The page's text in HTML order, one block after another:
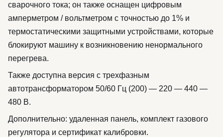
сварочного тока; он также оснащен цифровым
амперметром / вольтметром с точностью до 1% и
термостатическими защитными устройствами, которые
блокируют машину к возникновению ненормального
перегрева.
Также доступна версия с трехфазным
автотрансформатором 50/60 Гц (200) — 220 — 440 —
480 В.
Дополнительно: удаленная панель, комплект газового
регулятора и сертификат калибровки.